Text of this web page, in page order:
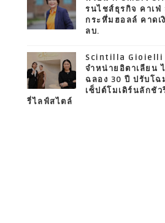
รนไชส์ธุรกิจ คาเฟ่
กระหึ่มฮอลล์ คาดเ
ลบ.
Scintilla Gioielli
จำหน่ายอิตาเลียน
ฉลอง 30 ปี ปรับโ
เซ็ปต์โมเดิร์นลักชั
รี่ไลฟ์สไตล์